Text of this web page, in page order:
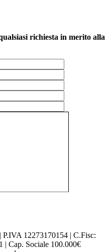
richiesta in merito alla
sul trattamento dei
| P.IVA 12273170154 | C.Fisc:
| Cap. Sociale 100.000€